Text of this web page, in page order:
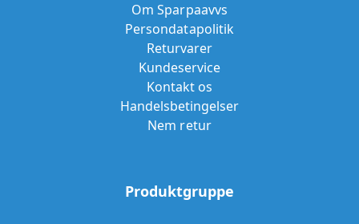
Om Sparpaavvs
Persondatapolitik
Returvarer
Kundeservice
Kontakt os
Handelsbetingelser
Nem retur
Produktgruppe